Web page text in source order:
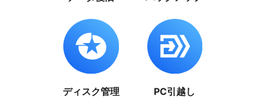
ディスク管理 PC引越し